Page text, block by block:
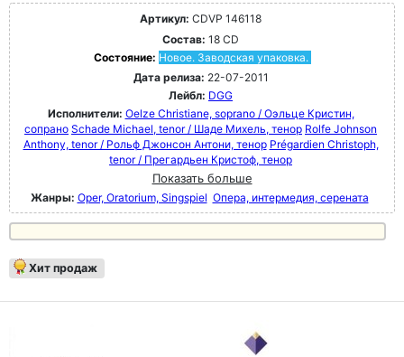
Артикул: CDVP 146118
Состав: 18 CD
Состояние: Новое. Заводская упаковка.
Дата релиза: 22-07-2011
Лейбл: DGG
Исполнители: Oelze Christiane, soprano / Оэльце Кристин,
сопрано Schade Michael, tenor / Шаде Михель, тенор Rolfe Johnson
Anthony, tenor / Рольф Джонсон Антони, тенор Prégardien Christoph,
tenor / Прегардьен Кристоф, тенор
Показать больше
Жанры: Oper, Oratorium, Singspiel Опера, интермедия, серената
Хит продаж